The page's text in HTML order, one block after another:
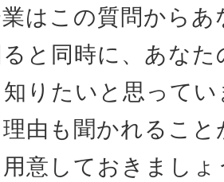
はこの質問から
と同時に、あな
りたいと思って
由も聞かれるこ
意しておきましょ